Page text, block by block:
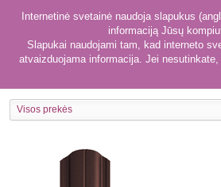
Internetinė svetainė naudoja slapukus
informaciją Jūsų
Slapukai naudojami tam, kad interneto
atvaizduojama informacija. Jei
Metalinės tvoralentės
Visos prekės